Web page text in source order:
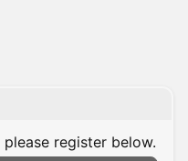
register below.